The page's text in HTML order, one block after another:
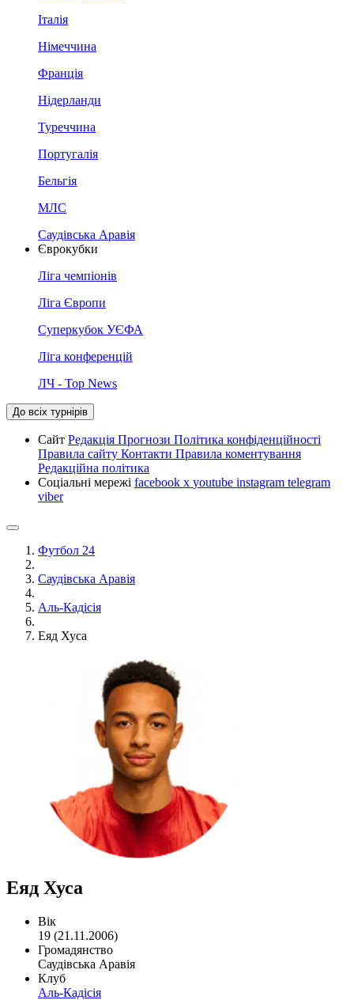
Італія
Німеччина
Франція
Нідерланди
Туреччина
Португалія
Бельгія
МЛС
Саудівська Аравія
Єврокубки
Ліга чемпіонів
Ліга Європи
Суперкубок УЄФА
Ліга конференцій
ЛЧ - Top News
До всіх турнірів
Сайт Редакція Прогнози Політика конфіденційності
Правила сайту Контакти Правила коментування
Редакційна політика
Соціальні мережі facebook x youtube instagram telegram
viber
Футбол 24
Саудівська Аравія
Аль-Кадісія
Еяд Хуса
Еяд Хуса
Вік
19 (21.11.2006)
Громадянство
Саудівська Аравія
Клуб
Аль-Кадісія